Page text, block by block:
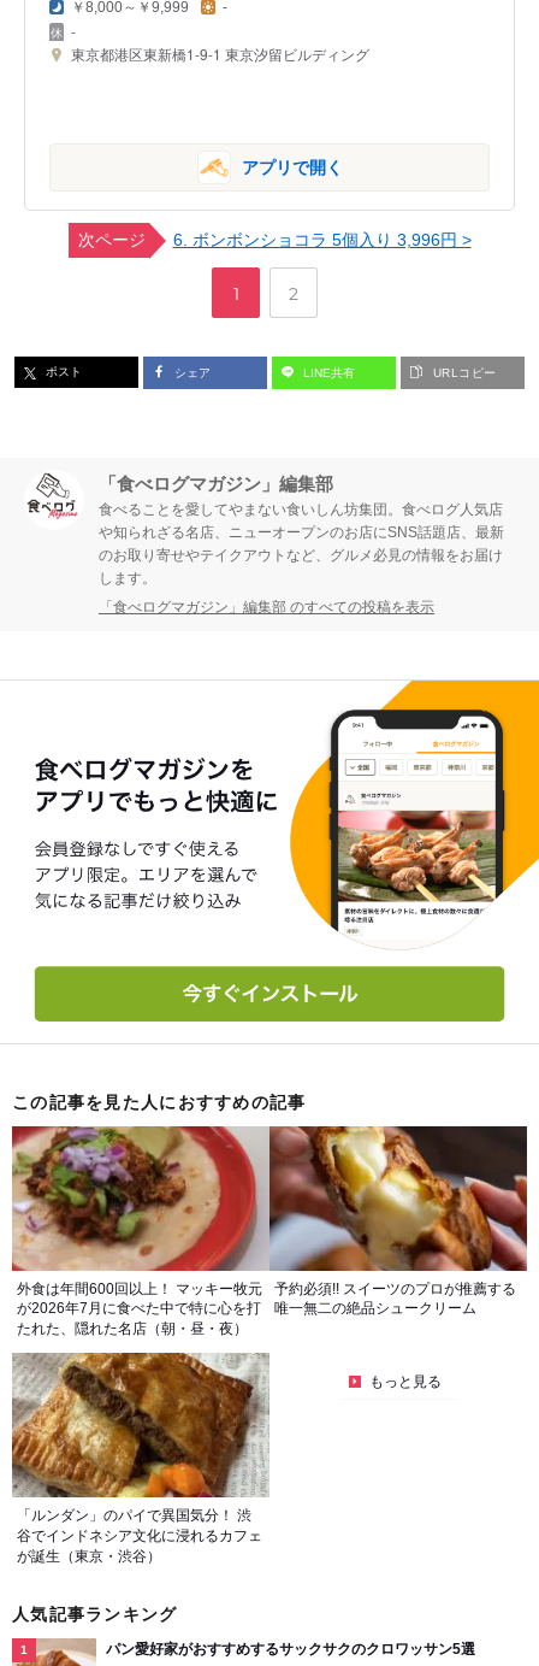
￥8,000～￥9,999 -
-
東京都港区東新橋1-9-1 東京汐留ビルディング
アプリで開く
次ページ 6. ボンボンショコラ 5個入り 3,996円 >
ペ
ジ
1
,
ペ
ジ
2
ポスト シェア LINE共有 URLコピー
「食べログマガジン」編集部
食べることを愛してやまない食いしん坊集団。食べログ人気店
や知られざる名店、ニューオープンのお店にSNS話題店、最新
のお取り寄せやテイクアウトなど、グルメ必見の情報をお届け
します。
「食べログマガジン」編集部 のすべての投稿を表示
この記事を見た人におすすめの記事
外食は年間600回以上！ マッキー牧元
が2026年7月に食べた中で特に心を打
たれた、隠れた名店（朝・昼・夜）
予約必須!! スイーツのプロが推薦する
唯一無二の絶品シュークリーム
「ルンダン」のパイで異国気分！ 渋
谷でインドネシア文化に浸れるカフェ
が誕生（東京・渋谷）
もっと見る
人気記事ランキング
パン愛好家がおすすめするサックサクのクロワッサン5選